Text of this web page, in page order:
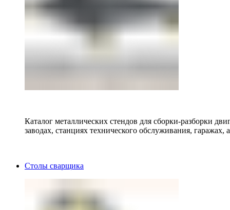
Каталог металлических стендов для сборки-разборки
заводах, станциях технического обслуживания, гаражах,
Столы сварщика